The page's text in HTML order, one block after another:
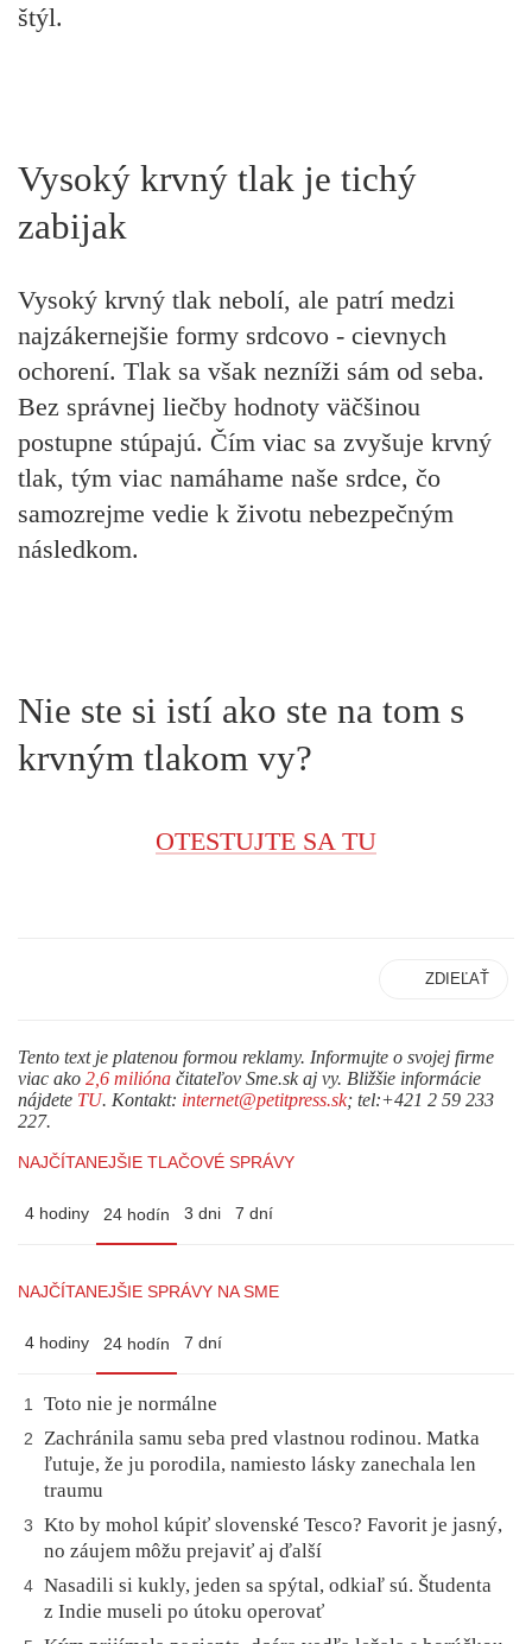
štýl.
Vysoký krvný tlak je tichý
zabijak
Vysoký krvný tlak nebolí, ale patrí medzi
najzákernejšie formy srdcovo - cievnych
ochorení. Tlak sa však nezníži sám od seba.
Bez správnej liečby hodnoty väčšinou
postupne stúpajú. Čím viac sa zvyšuje krvný
tlak, tým viac namáhame naše srdce, čo
samozrejme vedie k životu nebezpečným
následkom.
Nie ste si istí ako ste na tom s
krvným tlakom vy?
OTESTUJTE SA TU
ZDIEĽAŤ
Tento text je platenou formou reklamy. Informujte o svojej firme
viac ako 2,6 milióna čitateľov Sme.sk aj vy. Bližšie informácie
nájdete TU. Kontakt: internet@petitpress.sk; tel:+421 2 59 233
227.
NAJČÍTANEJŠIE TLAČOVÉ SPRÁVY
4 hodiny 24 hodín 3 dni 7 dní
NAJČÍTANEJŠIE SPRÁVY NA SME
4 hodiny 24 hodín 7 dní
1 Toto nie je normálne
2
Zachránila samu seba pred vlastnou rodinou. Matka
ľutuje, že ju porodila, namiesto lásky zanechala len
traumu
3
Kto by mohol kúpiť slovenské Tesco? Favorit je jasný,
no záujem môžu prejaviť aj ďalší
4 Nasadili si kukly, jeden sa spýtal, odkiaľ sú. Študenta
z Indie museli po útoku operovať